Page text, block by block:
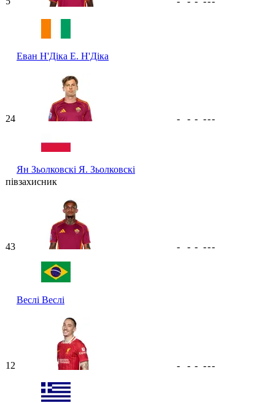
Еван Н'Діка Е. Н'Діка
24
Ян Зьолковскі Я. Зьолковскі
- - - ---
півзахисник
43
Веслі Веслі
- - - ---
12 - - - ---